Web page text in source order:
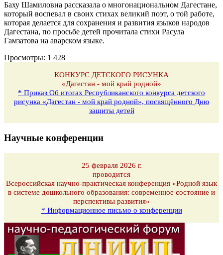
Баху Шамиловна рассказала о многонациональном Дагестане,
который воспевал в своих стихах великий поэт, о той работе,
которая делается для сохранения и развития языков народов
Дагестана, по просьбе детей прочитала стихи Расула
Гамзатова на аварском языке.
Просмотры: 1 428
КОНКУРС ДЕТСКОГО РИСУНКА
«Дагестан - мой край родной»
* Приказ Об итогах Республиканского конкурса детского
рисунка «Дагестан - мой край родной», посвящённого Дню
защиты детей
Научные конференции
25 февраля 2026 г.
проводится
Всероссийская научно-практическая конференция «Родной язык
в системе дошкольного образования: современное состояние и
перспективы развития»
* Информационное письмо о конференции